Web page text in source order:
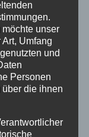
ich sage
Feinde.“
umarmen
mit denen
Aber
Herzen
unser
Umfang
und
Personen
die ihnen